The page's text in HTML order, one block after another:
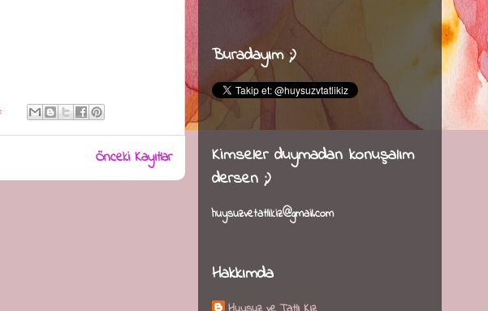
Önceki Kayıtlar
Buradayım ;)
Kimseler duymadan konuşalım
dersen ;)
huysuzvetatlikiz@gmail.com
Hakkımda